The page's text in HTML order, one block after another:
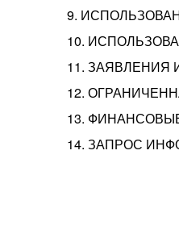
9.
10.
11. ЗАЯВЛЕНИЯ
12.
13.
14. ЗАПРОС